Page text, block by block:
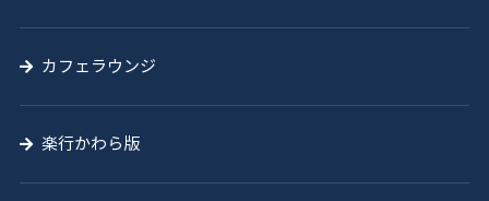
カフェラウンジ
楽行かわら版